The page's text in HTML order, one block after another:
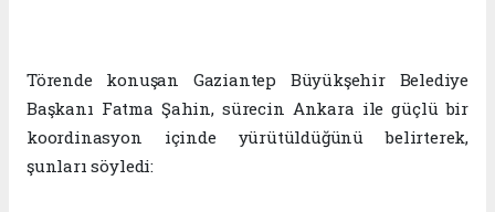
Törende konuşan Gaziantep Büyükşehir Belediye
Başkanı Fatma Şahin, sürecin Ankara ile güçlü bir
koordinasyon içinde yürütüldüğünü belirterek,
şunları söyledi: